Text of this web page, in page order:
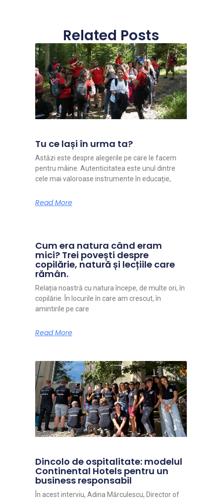
Related Posts
Tu ce lași în urma ta?
Astăzi este despre alegerile pe care le facem
pentru mâine. Autenticitatea este unul dintre
cele mai valoroase instrumente în educație,
Read More
Cum era natura când eram
mici? Trei povești despre
copilărie, natură și lecțiile care
rămân.
Relația noastră cu natura începe, de multe ori, în
copilărie. În locurile în care am crescut, în
amintirile pe care
Read More
Dincolo de ospitalitate: modelul
Continental Hotels pentru un
business responsabil
În acest interviu, Adina Mărculescu, Director of